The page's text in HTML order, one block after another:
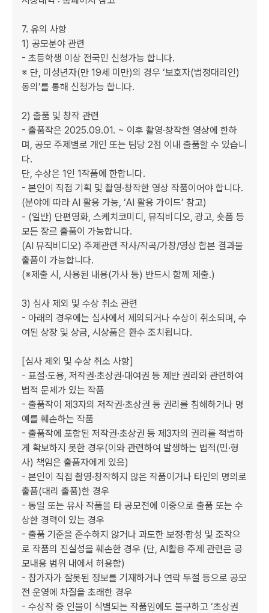
7. 유의 사항
1) 공모분야 관련
- 초등학생 이상 전국민 신청가능 합니다.
※ 단, 미성년자(만 19세 미만)의 경우 ‘보호자(법정대리인)
동의’를 통해 신청가능 합니다.
2) 출품 및 창작 관련
- 출품작은 2025.09.01. ~ 이후 촬영·창작한 영상에 한하
며, 공모 주제별로 개인 또는 팀당 2점 이내 출품할 수 있습니
다.
단, 수상은 1인 1작품에 한합니다.
- 본인이 직접 기획 및 촬영·창작한 영상 작품이어야 합니다.
(분야에 따라 AI 활용 가능, ‘AI 활용 가이드’ 참고)
- (일반) 단편영화, 스케치코미디, 뮤직비디오, 광고, 숏폼 등
모든 장르 출품이 가능합니다.
(AI 뮤직비디오) 주제관련 작사/작곡/가창/영상 합본 결과물
출품이 가능합니다.
(※제출 시, 사용된 내용(가사 등) 반드시 함께 제출.)
3) 심사 제외 및 수상 취소 관련
- 아래의 경우에는 심사에서 제외되거나 수상이 취소되며, 수
여된 상장 및 상금, 시상품은 환수 조치됩니다.
[심사 제외 및 수상 취소 사항]
- 표절·도용, 저작권·초상권·대여권 등 제반 권리와 관련하여
법적 문제가 있는 작품
- 출품작이 제3자의 저작권·초상권 등 권리를 침해하거나 명
예를 훼손하는 작품
- 출품작에 포함된 저작권·초상권 등 제3자의 권리를 적법하
게 확보하지 못한 경우(이와 관련하여 발생하는 법적(민·형
사) 책임은 출품자에게 있음)
- 본인이 직접 촬영·창작하지 않은 작품이거나 타인의 명의로
출품(대리 출품)한 경우
- 동일 또는 유사 작품을 타 공모전에 이중으로 출품 또는 수
상한 경력이 있는 경우
- 출품 기준을 준수하지 않거나 과도한 보정·합성 및 조작으
로 작품의 진실성을 훼손한 경우 (단, AI활용 주제 관련은 공
모내용 범위 내에서 허용함)
- 참가자가 잘못된 정보를 기재하거나 연락 두절 등으로 공모
전 운영에 차질을 초래한 경우
- 수상작 중 인물이 식별되는 작품임에도 불구하고 ‘초상권